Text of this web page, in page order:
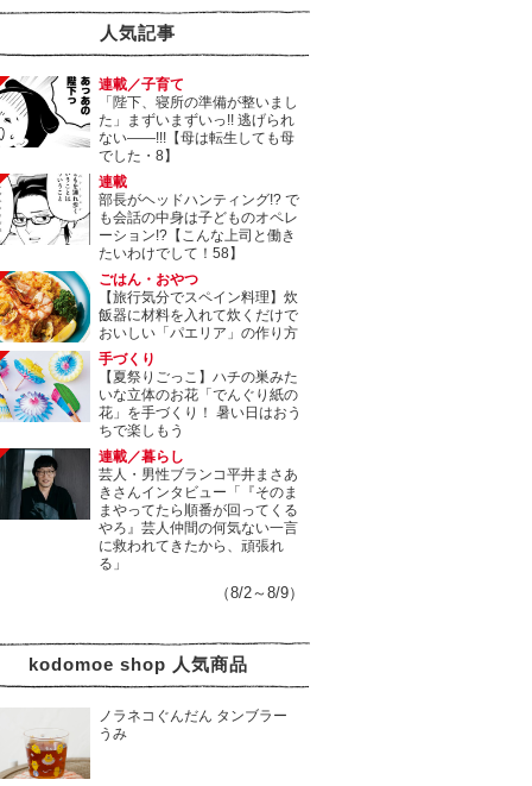
人気記事
連載／子育て
「陛下、寝所の準備が整いまし
た」まずいまずいっ!! 逃げられ
ない――!!!【母は転生しても母
でした・8】
連載
部長がヘッドハンティング!? で
も会話の中身は子どものオペレ
ーション!?【こんな上司と働き
たいわけでして！58】
ごはん・おやつ
【旅行気分でスペイン料理】炊
飯器に材料を入れて炊くだけで
おいしい「パエリア」の作り方
手づくり
【夏祭りごっこ】ハチの巣みた
いな立体のお花「でんぐり紙の
花」を手づくり！ 暑い日はおう
ちで楽しもう
連載／暮らし
芸人・男性ブランコ平井まさあ
きさんインタビュー「『そのま
まやってたら順番が回ってくる
やろ』芸人仲間の何気ない一言
に救われてきたから、頑張れ
る」
（8/2～8/9）
kodomoe shop 人気商品
ノラネコぐんだん タンブラー
うみ